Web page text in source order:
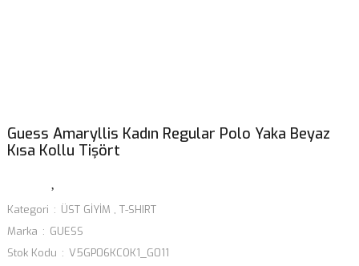
Guess Amaryllis Kadın Regular Polo Yaka Beyaz
Kısa Kollu Tişört
Kategori ÜST GİYİM , T-SHIRT
Marka
GUESS
Stok Kodu
V5GP06KCOK1_G011